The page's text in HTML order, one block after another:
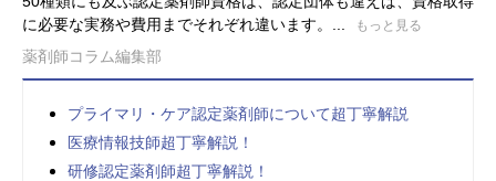
に必要な実務や費用までそれぞれ違います。...
もっと見る
薬剤師コラム編集部
プライマリ・ケア認定薬剤師について超丁寧解説
医療情報技師超丁寧解説！
研修認定薬剤師超丁寧解説！